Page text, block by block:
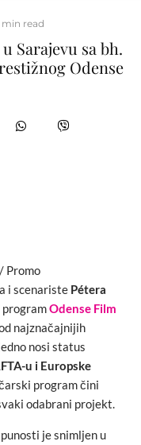
min read
Sarajevu sa bh.
Odense
Promo
i scenariste Pétera
Odense Film
najznačajnijih
nosi status
u i Europske
program čini
odabrani projekt.
je snimljen u